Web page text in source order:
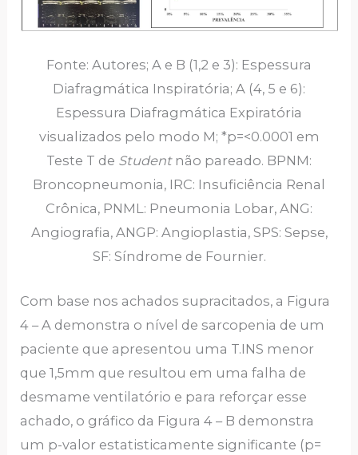
Fonte: Autores; A e B (1,2 e 3): Espessura
Diafragmática Inspiratória; A (4, 5 e 6):
Espessura Diafragmática Expiratória
visualizados pelo modo M; *p=<0.0001 em
Teste T de Student não pareado. BPNM:
Broncopneumonia, IRC: Insuficiência Renal
Crônica, PNML: Pneumonia Lobar, ANG:
Angiografia, ANGP: Angioplastia, SPS: Sepse,
SF: Síndrome de Fournier.
Com base nos achados supracitados, a Figura
4 – A demonstra o nível de sarcopenia de um
paciente que apresentou uma T.INS menor
que 1,5mm que resultou em uma falha de
desmame ventilatório e para reforçar esse
achado, o gráfico da Figura 4 – B demonstra
um p-valor estatisticamente significante (p=